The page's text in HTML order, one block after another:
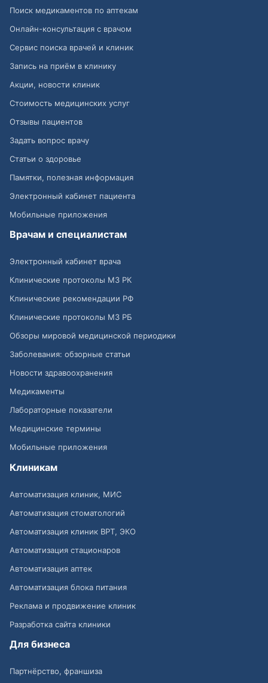
Поиск медикаментов по аптекам
Онлайн-консультация с врачом
Сервис поиска врачей и клиник
Запись на приём в клинику
Акции, новости клиник
Стоимость медицинских услуг
Отзывы пациентов
Задать вопрос врачу
Статьи о здоровье
Памятки, полезная информация
Электронный кабинет пациента
Мобильные приложения
Врачам и специалистам
Электронный кабинет врача
Клинические протоколы МЗ РК
Клинические рекомендации РФ
Клинические протоколы МЗ РБ
Обзоры мировой медицинской периодики
Заболевания: обзорные статьи
Новости здравоохранения
Медикаменты
Лабораторные показатели
Медицинские термины
Мобильные приложения
Клиникам
Автоматизация клиник, МИС
Автоматизация стоматологий
Автоматизация клиник ВРТ, ЭКО
Автоматизация стационаров
Автоматизация аптек
Автоматизация блока питания
Реклама и продвижение клиник
Разработка сайта клиники
Для бизнеса
Партнёрство, франшиза